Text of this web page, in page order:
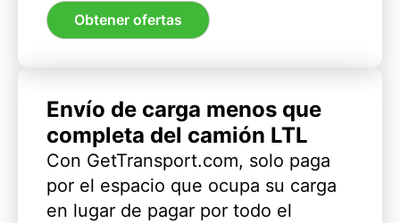
Obtener ofertas
Envío de carga menos que
completa del camión LTL
Con GetTransport.com, solo paga
por el espacio que ocupa su carga
en lugar de pagar por todo el